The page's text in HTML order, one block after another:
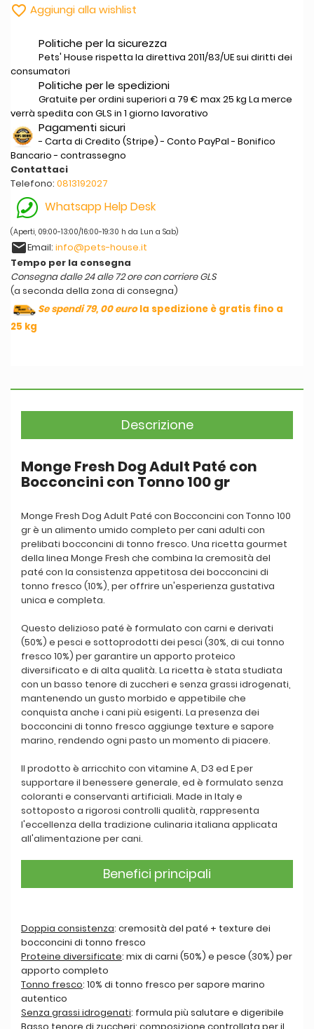
 Aggiungi alla wishlist
Politiche per la sicurezza
Pets' House rispetta la direttiva 2011/83/UE sui diritti dei
consumatori
Politiche per le spedizioni
Gratuite per ordini superiori a 79 € max 25 kg La merce
verrà spedita con GLS in 1 giorno lavorativo
Pagamenti sicuri
- Carta di Credito (Stripe) - Conto PayPal - Bonifico
Bancario - contrassegno
Contattaci
Telefono: 0813192027
Whatsapp Help Desk
(Aperti, 09:00-13:00/16:00-19:30 h da Lun a Sab)
emailEmail: info@pets-house.it
Tempo per la consegna
Consegna dalle 24 alle 72 ore con corriere GLS
(a seconda della zona di consegna)
Se spendi 79, 00 eurola spedizione è gratis fino a
25 kg
Descrizione
Monge Fresh Dog Adult Paté con
Bocconcini con Tonno 100 gr
Monge Fresh Dog Adult Paté con Bocconcini con Tonno 100
gr è un alimento umido completo per cani adulti con
prelibati bocconcini di tonno fresco. Una ricetta gourmet
della linea Monge Fresh che combina la cremosità del
paté con la consistenza appetitosa dei bocconcini di
tonno fresco (10%), per offrire un'esperienza gustativa
unica e completa.
Questo delizioso paté è formulato con carni e derivati
(50%) e pesci e sottoprodotti dei pesci (30%, di cui tonno
fresco 10%) per garantire un apporto proteico
diversificato e di alta qualità. La ricetta è stata studiata
con un basso tenore di zuccheri e senza grassi idrogenati,
mantenendo un gusto morbido e appetibile che
conquista anche i cani più esigenti. La presenza dei
bocconcini di tonno fresco aggiunge texture e sapore
marino, rendendo ogni pasto un momento di piacere.
Il prodotto è arricchito con vitamine A, D3 ed E per
supportare il benessere generale, ed è formulato senza
coloranti e conservanti artificiali. Made in Italy e
sottoposto a rigorosi controlli qualità, rappresenta
l'eccellenza della tradizione culinaria italiana applicata
all'alimentazione per cani.
Benefici principali
Doppia consistenza: cremosità del paté + texture dei
bocconcini di tonno fresco
Proteine diversificate: mix di carni (50%) e pesce (30%) per
apporto completo
Tonno fresco: 10% di tonno fresco per sapore marino
autentico
Senza grassi idrogenati: formula più salutare e digeribile